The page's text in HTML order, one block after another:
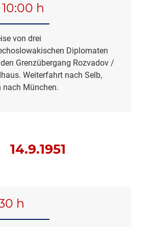
h
von drei
Diplomaten
Grenzübergang Rozvadov /
Weiterfahrt nach Selb,
nach München.
14.9.1951
h